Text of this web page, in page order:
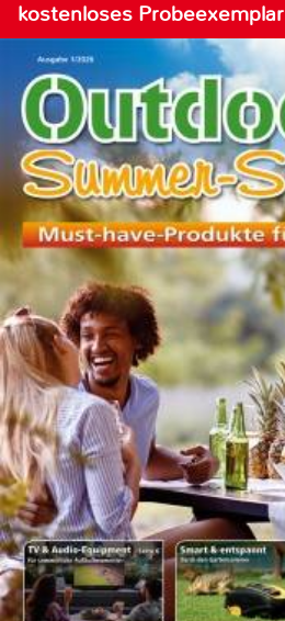
kostenloses Probeexemplar